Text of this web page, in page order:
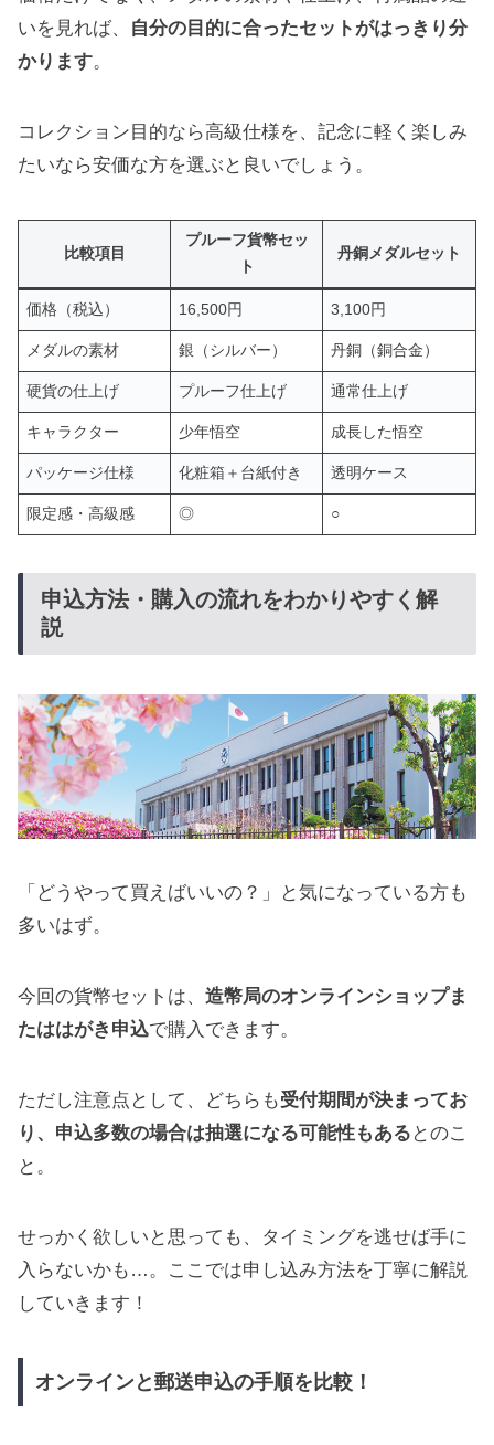
いを見れば、
自分の目的に合ったセットがはっきり分
かります。
コレクション目的なら高級仕様を、記念に軽く楽しみ
たいなら安価な方を選ぶと良いでしょう。
比較項目
プルーフ貨幣セッ
ト
丹銅メダルセット
価格（税込） 16,500円 3,100円
メダルの素材 銀（シルバー） 丹銅（銅合金）
硬貨の仕上げ プルーフ仕上げ 通常仕上げ
キャラクター 少年悟空 成長した悟空
パッケージ仕様 化粧箱＋台紙付き 透明ケース
限定感・高級感 ◎ ○
申込方法・購入の流れをわかりやすく解
説
「どうやって買えばいいの？」と気になっている方も
多いはず。
今回の貨幣セットは、 造幣局のオンラインショップま
たははがき申込で購入できます。
ただし注意点として、どちらも受付期間が決まってお
り、申込多数の場合は抽選になる可能性もある とのこ
と。
せっかく欲しいと思っても、タイミングを逃せば手に
入らないかも…。ここでは申し込み方法を丁寧に解説
していきます！
オンラインと郵送申込の手順を比較！